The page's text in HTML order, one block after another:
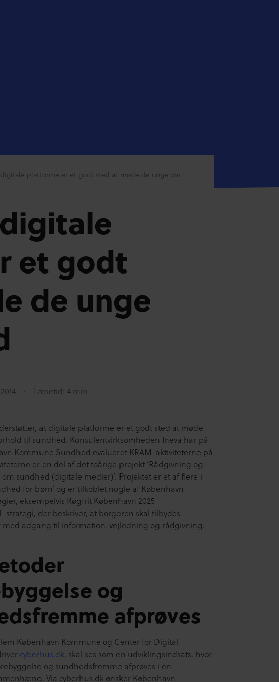
digitale platforme er et godt sted at møde de unge om
et godt
de unge
Læsetid: 4 min.
at digitale platforme er et godt sted at møde
til sundhed. Konsulentvirksomheden Ineva har på
Kommune Sundhed evalueret KRAM-aktiviteterne på
er en del af det toårige projekt ’Rådgivning og
sundhed (digitale medier)’. Projektet er et af flere i
for børn’ og er tilkoblet nogle af København
eksempelvis Røgfrit København 2025
strategi, der beskriver, at borgeren skal tilbydes
adgang til information, vejledning og rådgivning.
og
afprøves
København Kommune og Center for Digital
cyberhus.dk, skal ses som en udviklingsindsats, hvor
og sundhedsfremme afprøves i en
Via cyberhus.dk ønsker København